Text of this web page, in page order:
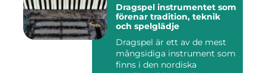
Dragspel instrumentet som
förenar tradition, teknik
och spelglädje
Dragspel är ett av de mest
mångsidiga instrument som
finns i den nordiska